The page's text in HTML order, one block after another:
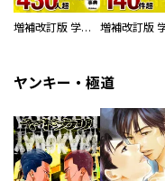
増補改訂版 学研まんが NEW世界の歴史 別巻 人物学習事典
ヤンキー・極道